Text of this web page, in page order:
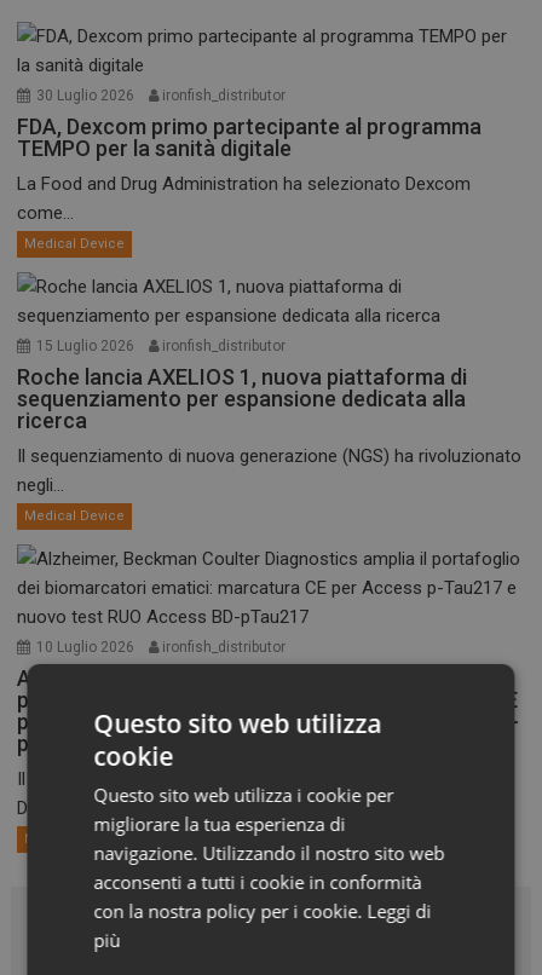
30 Luglio 2026 ironfish_distributor
FDA, Dexcom primo partecipante al programma
TEMPO per la sanità digitale
La Food and Drug Administration ha selezionato Dexcom
come...
Medical Device
15 Luglio 2026 ironfish_distributor
Roche lancia AXELIOS 1, nuova piattaforma di
sequenziamento per espansione dedicata alla
ricerca
Il sequenziamento di nuova generazione (NGS) ha rivoluzionato
negli...
Medical Device
10 Luglio 2026 ironfish_distributor
Alzheimer, Beckman Coulter Diagnostics amplia il
portafoglio dei biomarcatori ematici: marcatura CE
per Access p-Tau217 e nuovo test RUO Access BD-
pTau217
Il test ematico Access p-Tau217 di Beckman Coulter
Diagnostics,...
Medical Device
Questo sito web utilizza
cookie
Questo sito web utilizza i cookie per
migliorare la tua esperienza di
navigazione. Utilizzando il nostro sito web
acconsenti a tutti i cookie in conformità
con la nostra policy per i cookie. Leggi di
più